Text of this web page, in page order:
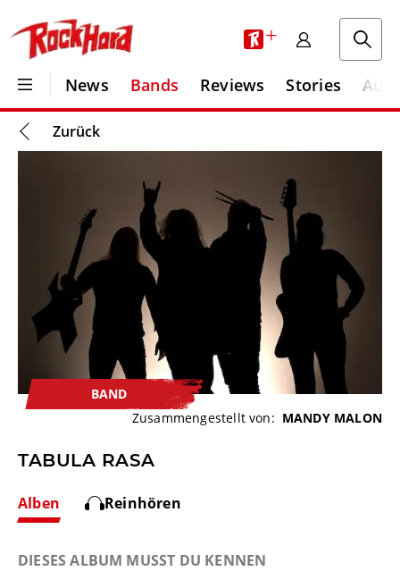
+
News Bands Reviews Stories
Zurück
BAND
Zusammengestellt von: MANDY MALON
TABULA RASA
Alben Reinhören
DIESES ALBUM MUSST DU KENNEN